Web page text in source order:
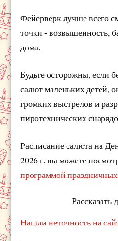
Фейерверк лучше всего
точки - возвышенность,
дома.
Будьте осторожны, если
салют маленьких детей,
громких выстрелов и
пиротехнических
Расписание салюта на
2026 г. вы можете
программой
Рассказать
Нашли неточность на